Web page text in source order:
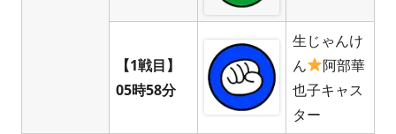
【1戦目】
05時58分
生じゃんけ
ん
阿部華
也子キャス
ター